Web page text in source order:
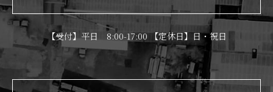
【受付】平日 8:00-17:00 【定休日】日・祝日